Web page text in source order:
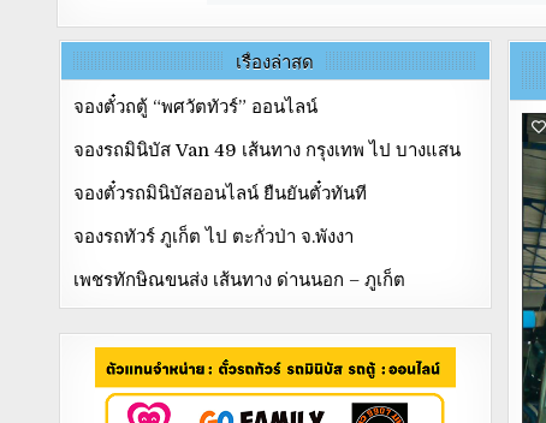
เรื่องล่าสุด
จองตั๋วถตู้ “พศวัตทัวร์” ออนไลน์
จองรถมินิบัส Van 49 เส้นทาง กรุงเทพ ไป บางแสน
จองตั๋วรถมินิบัสออนไลน์ ยืนยันตั๋วทันที
จองรถทัวร์ ภูเก็ต ไป ตะกั่วป่า จ.พังงา
เพชรทักษิณขนส่ง เส้นทาง ด่านนอก – ภูเก็ต